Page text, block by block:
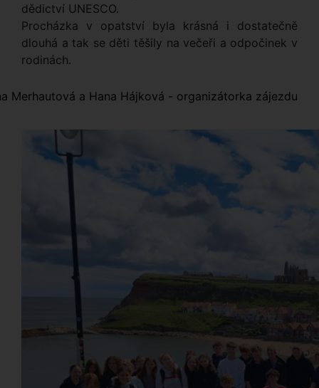
dědictví UNESCO.
Procházka v opatství byla krásná i dostatečně
dlouhá a tak se děti těšily na večeři a odpočinek v
rodinách.
Merhautová a Hana Hájková - organizátorka zájezdu